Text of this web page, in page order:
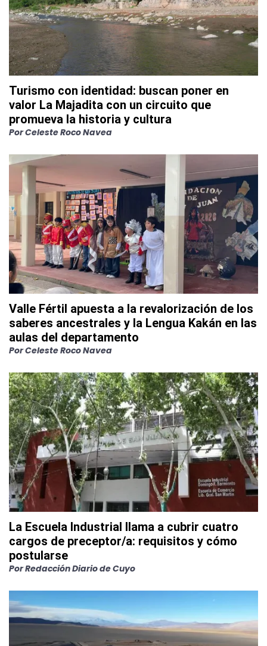
Turismo con identidad: buscan poner en
valor La Majadita con un circuito que
promueva la historia y cultura
PorCeleste Roco Navea
Valle Fértil apuesta a la revalorización de los
saberes ancestrales y la Lengua Kakán en las
aulas del departamento
PorCeleste Roco Navea
La Escuela Industrial llama a cubrir cuatro
cargos de preceptor/a: requisitos y cómo
postularse
PorRedacción Diario de Cuyo